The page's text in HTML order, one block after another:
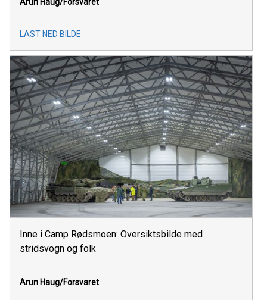
Arun Haug/Forsvaret
LAST NED BILDE
Inne i Camp Rødsmoen: Oversiktsbilde med
stridsvogn og folk
Arun Haug/Forsvaret